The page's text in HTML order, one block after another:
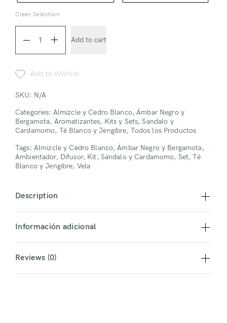
Login
Clear Selection
Add to cart
Add to Wishlist
SKU: N/A
Categories: Almizcle y Cedro Blanco,Ámbar Negro y
Bergamota, Aromatizantes, Kits y Sets,Sandalo y
Cardamomo, Té Blanco y Jengibre, Todos los Productos
Tags: Almizcle y Cedro Blanco,Ámbar Negro y Bergamota,
Ambientador, Difusor, Kit, Sándalo y Cardamomo, Set,Té
Blanco y Jengibre, Vela
Description
Información adicional
Reviews (0)